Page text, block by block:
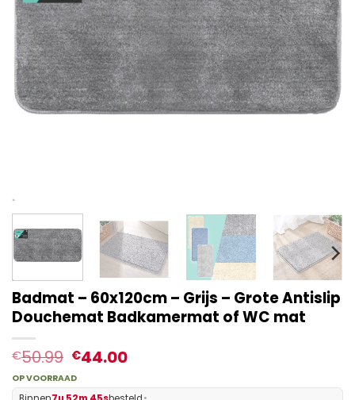
Badmat – 60x120cm – Grijs – Grote Antislip
Douchemat Badkamermat of WC mat
€50.99 €44.00
OP VOORRAAD